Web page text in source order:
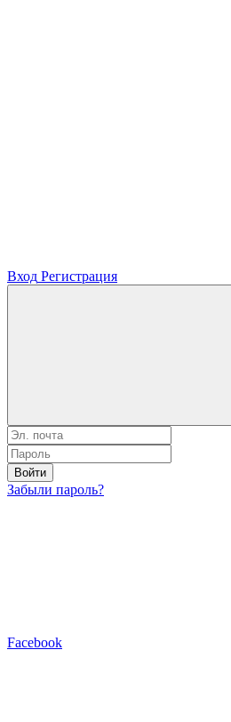
Вход Регистрация
Войти
Забыли пароль?
Facebook